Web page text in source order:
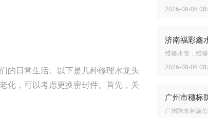
的日常生活。以下是几种修理水龙头
化，可以考虑更换密封件。首先，关
2026-08-06
济南福彩鑫
维修水管，维
2026-08-06
广州市穗标
广州防水补漏